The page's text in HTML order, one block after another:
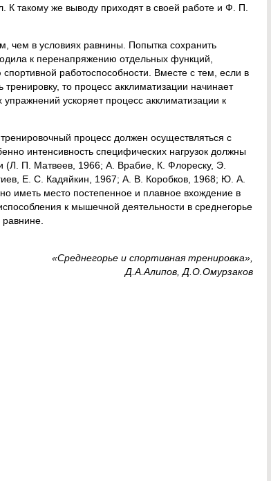
такому же выводу приходят в своей работе и Ф. П.
чем в условиях равнины. Попытка сохранить
к перенапряжению отдельных функций,
работоспособности. Вместе с тем, если в
то процесс акклиматизации начинает
ускоряет процесс акклиматизации к
процесс должен осуществляться с
интенсивность специфических нагрузок должны
(Л. П. Матвеев, 1966; А. Врабие, К. Флореску, Э.
Е. С. Кадяйкин, 1967; А. В. Коробков, 1968; Ю. А.
иметь место постепенное и плавное вхождение в
к мышечной деятельности в среднегорье
«Среднегорье и спортивная тренировка»,
Д.А.Алипов, Д.О.Омурзаков